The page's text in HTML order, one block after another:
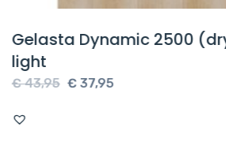
Gelasta Dynamic 2500
light
€43,95
Oorspronkelijke
€37,95Huidige